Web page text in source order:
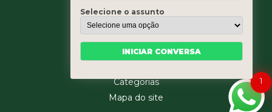
Home
Quem somos
Serviços
Blog
Categorias
Mapa do site
1
Selecione o assunto
INICIAR CONVERSA